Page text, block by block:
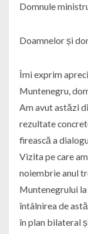
Domnule
Doamnelor și
Îmi exprim
Muntenegru,
Am avut astăzi
rezultate
firească a
Vizita pe care
noiembrie anul
Muntenegrului
întâlnirea de
în plan bilateral